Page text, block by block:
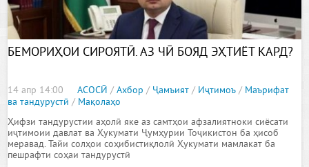
БЕМОРИҲОИ СИРОЯТӢ. АЗ ЧӢ БОЯД ЭҲТИЁТ КАРД?
14 апр 14:00 АСОСӢ /Ахбор / Ҷамъият / Иҷтимоъ / Маърифат
ва тандурустӣ / Мақолаҳо
Ҳифзи тандурустии аҳолӣ яке аз самтҳои афзалиятноки сиёсати
иҷтимоии давлат ва Ҳукумати Ҷумҳурии Тоҷикистон ба ҳисоб
меравад. Тайи солҳои соҳибистиқлолӣ Ҳукумати мамлакат ба
пешрафти соҳаи тандурустӣ